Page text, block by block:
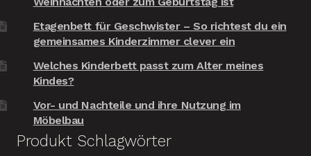
Etagenbett für Geschwister – So richtest du ein
gemeinsames Kinderzimmer clever ein
Welches Kinderbett passt zum Alter meines
Kindes?
Vor- und Nachteile und ihre Nutzung im
Möbelbau
Produkt Schlagwörter